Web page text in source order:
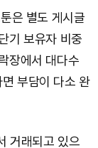
은 별도 게시글
기 보유자 비중
장에서 대다수
부담이 다소 완
거래되고 있으